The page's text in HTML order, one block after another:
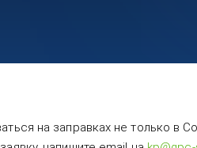
на заправках не только в